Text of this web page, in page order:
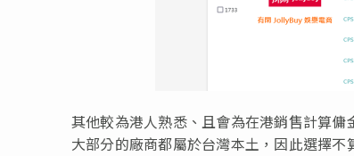
其他較為港人熟悉、且會為在港銷售計算傭
大部分的廠商都屬於台灣本土，因此選擇不